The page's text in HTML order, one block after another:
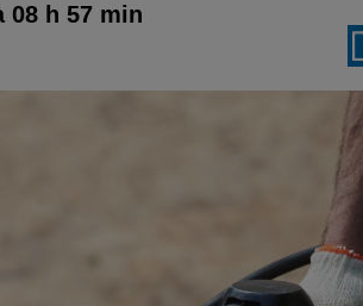
08 h 57 min